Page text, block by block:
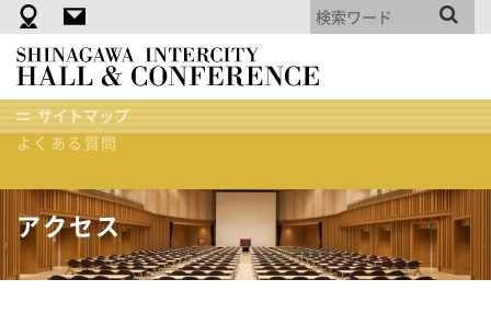
イ
シ
テ
ホ
ー
サイトマップ
附帯・備品・機材
資料ダウンロード
会議室空き状況
使用規約(PDF)
ご利用までの流れ
よくある質問
ホーム アクセス
アクセス